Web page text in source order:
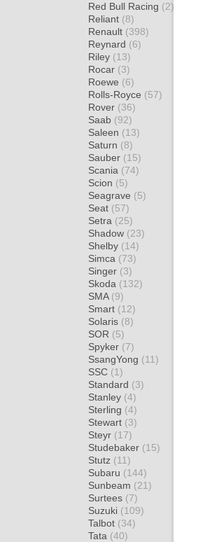
Red Bull Racing (2)
Reliant (8)
Renault (398)
Reynard (6)
Riley (13)
Rocar (3)
Roewe (6)
Rolls-Royce (57)
Rover (36)
Saab (92)
Saleen (13)
Saturn (8)
Sauber (15)
Scania (74)
Scion (5)
Seagrave (5)
Seat (57)
Setra (25)
Shadow (23)
Shelby (14)
Simca (73)
Singer (3)
Skoda (132)
SMA (9)
Smart (12)
Solaris (8)
SOR (5)
Spyker (7)
SsangYong (11)
SSC (1)
Standard (3)
Stanley (4)
Sterling (4)
Stewart (3)
Steyr (17)
Studebaker (15)
Stutz (11)
Subaru (144)
Sunbeam (21)
Surtees (7)
Suzuki (109)
Talbot (34)
Tata (40)